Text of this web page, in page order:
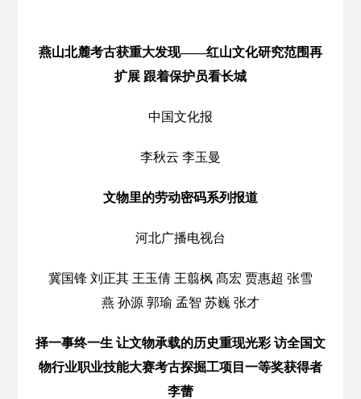
燕山北麓考古获重大发现——红山文化研究范围再
扩展 跟着保护员看长城
中国文化报
李秋云 李玉曼
文物里的劳动密码系列报道
河北广播电视台
冀国锋 刘正其 王玉倩 王翦枫 髙宏 贾惠超 张雪
燕 孙源 郭瑜 孟智 苏巍 张才
择一事终一生 让文物承载的历史重现光彩 访全国文
物行业职业技能大赛考古探掘工项目一等奖获得者
李蕾